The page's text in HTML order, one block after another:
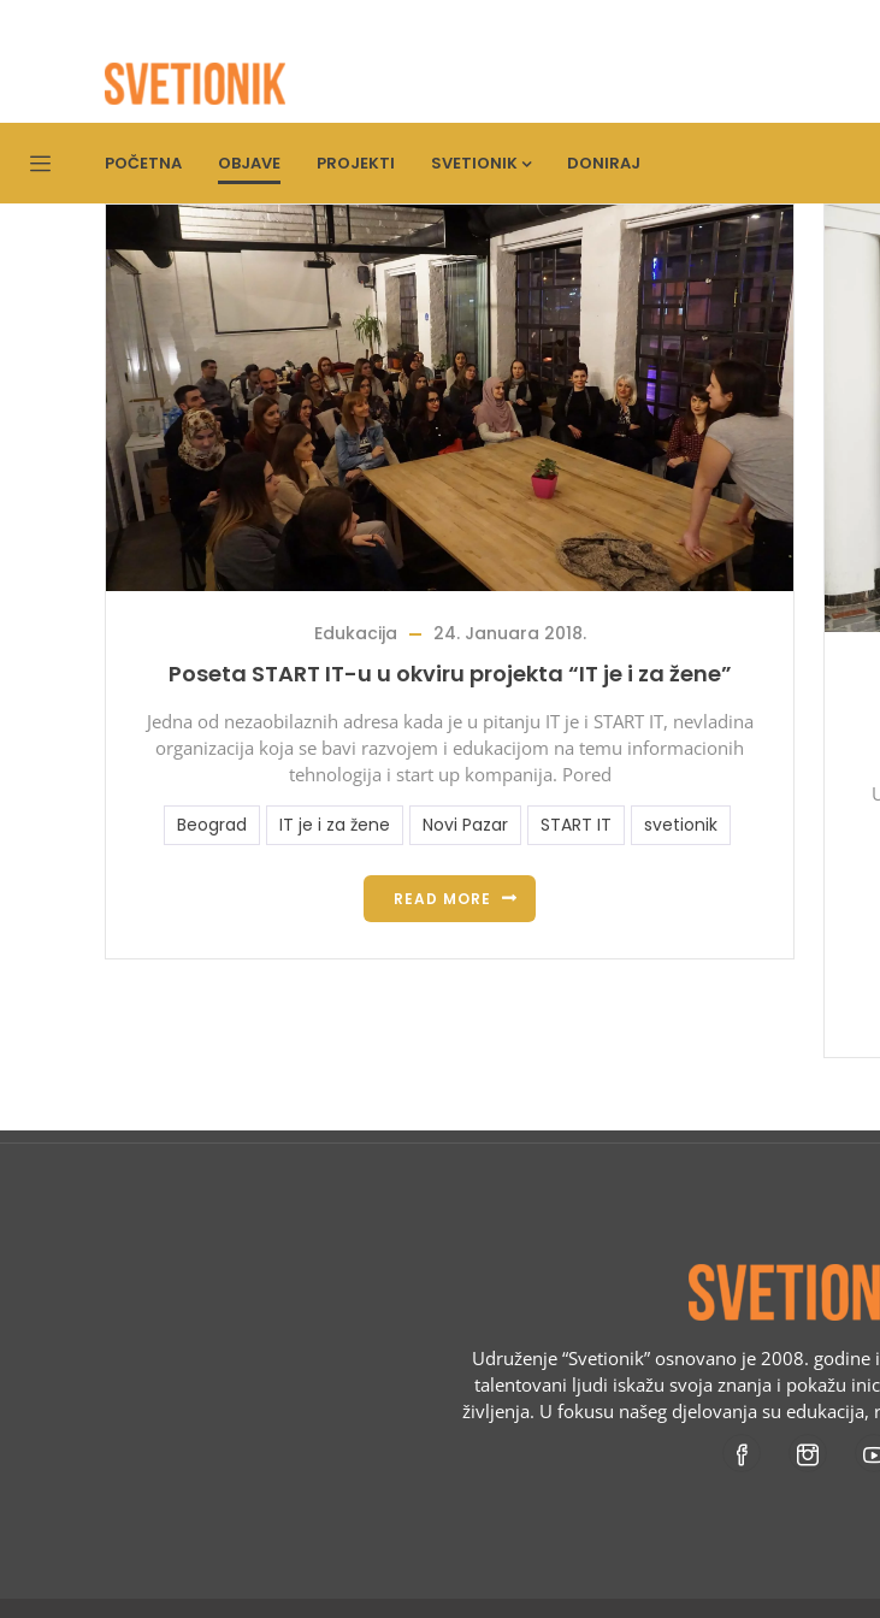
POČETNA OBJAVE PROJEKTI SVETIONIK DONIRAJ
Edukacija 24. Januara 2018.
Poseta START IT-u u okviru projekta “IT je i za žene”
Jedna od nezaobilaznih adresa kada je u pitanju IT je i START IT, nevladina
organizacija koja se bavi razvojem i edukacijom na temu informacionih
tehnologija i start up kompanija. Pored
Beograd IT je i za žene Novi Pazar START IT svetionik
READ MORE
Udruženje “Svetionik” osnovano je 2008.
talentovani ljudi iskažu svoja znanja i pokažu
življenja. U fokusu našeg djelovanja su